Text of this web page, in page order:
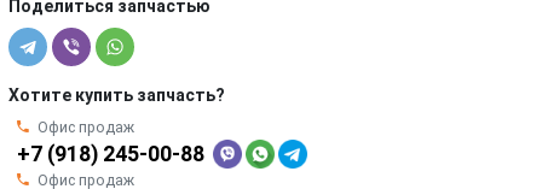
Поделиться запчастью
Хотите купить запчасть?
Офис продаж
+7 (918) 245-00-88
Офис продаж